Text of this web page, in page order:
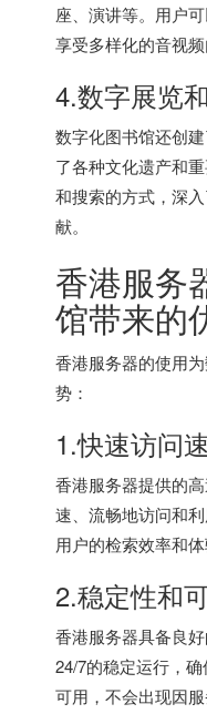
座、演讲等。用户
享受多样化的音视频
4.数字展览
数字化图书馆还创
了各种文化遗产和
和搜索的方式，深
献。
香港服务
馆带来的
香港服务器的使用
势：
1.快速访问
香港服务器提供的
速、流畅地访问和
用户的检索效率和体
2.稳定性和
香港服务器具备良
24/7的稳定运行，
可用，不会出现因